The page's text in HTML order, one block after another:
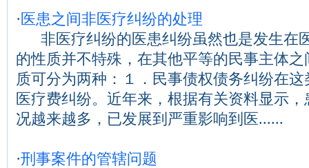
· 医患之间非医疗纠纷的处理
非医疗纠纷的医患纠纷虽然也是发生在
的性质并不特殊，在其他平等的民事主体
质可分为两种：１．民事债权债务纠纷在
医疗费纠纷。近年来，根据有关资料显示
况越来越多，已发展到严重影响到医......
·刑事案件的管辖问题